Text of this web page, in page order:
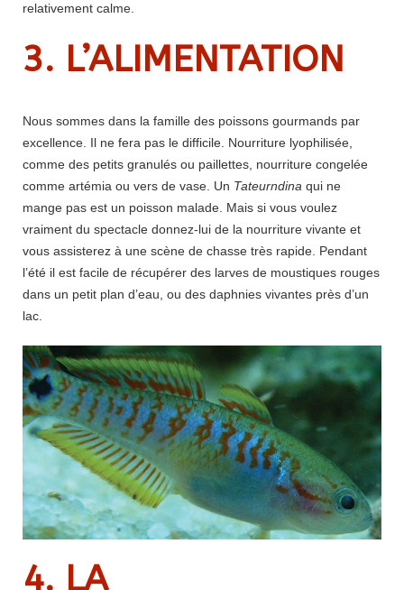
relativement calme.
3. L’ALIMENTATION
Nous sommes dans la famille des poissons gourmands par
excellence. Il ne fera pas le difficile. Nourriture lyophilisée,
comme des petits granulés ou paillettes, nourriture congelée
comme artémia ou vers de vase. Un Tateurndina qui ne
mange pas est un poisson malade. Mais si vous voulez
vraiment du spectacle donnez-lui de la nourriture vivante et
vous assisterez à une scène de chasse très rapide. Pendant
l’été il est facile de récupérer des larves de moustiques rouges
dans un petit plan d’eau, ou des daphnies vivantes près d’un
lac.
4. LA